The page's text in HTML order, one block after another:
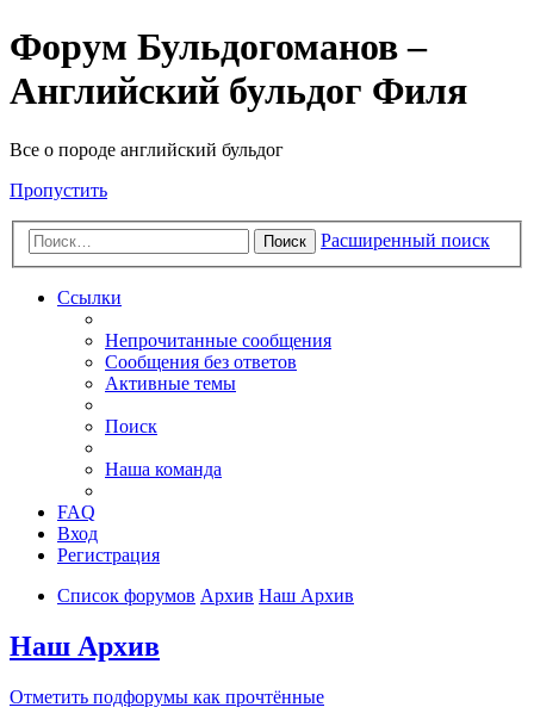
Форум Бульдогоманов –
Английский бульдог Филя
Все о породе английский бульдог
Пропустить
Поиск Расширенный поиск
Ссылки
Непрочитанные сообщения
Сообщения без ответов
Активные темы
Поиск
Наша команда
FAQ
Вход
Регистрация
Список форумов Архив Наш Архив
Наш Архив
Отметить подфорумы как прочтённые